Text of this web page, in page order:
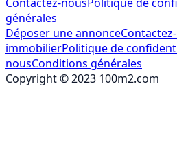
générales
Déposer une annonce
immobilierPolitique de
nousConditions générales
Copyright © 2023 100m2.com